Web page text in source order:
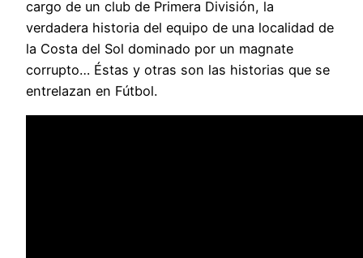
cargo de un club de Primera División, la
verdadera historia del equipo de una localidad de
la Costa del Sol dominado por un magnate
corrupto… Éstas y otras son las historias que se
entrelazan en Fútbol.